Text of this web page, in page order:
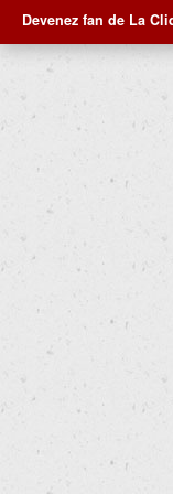
Devenez fan de La